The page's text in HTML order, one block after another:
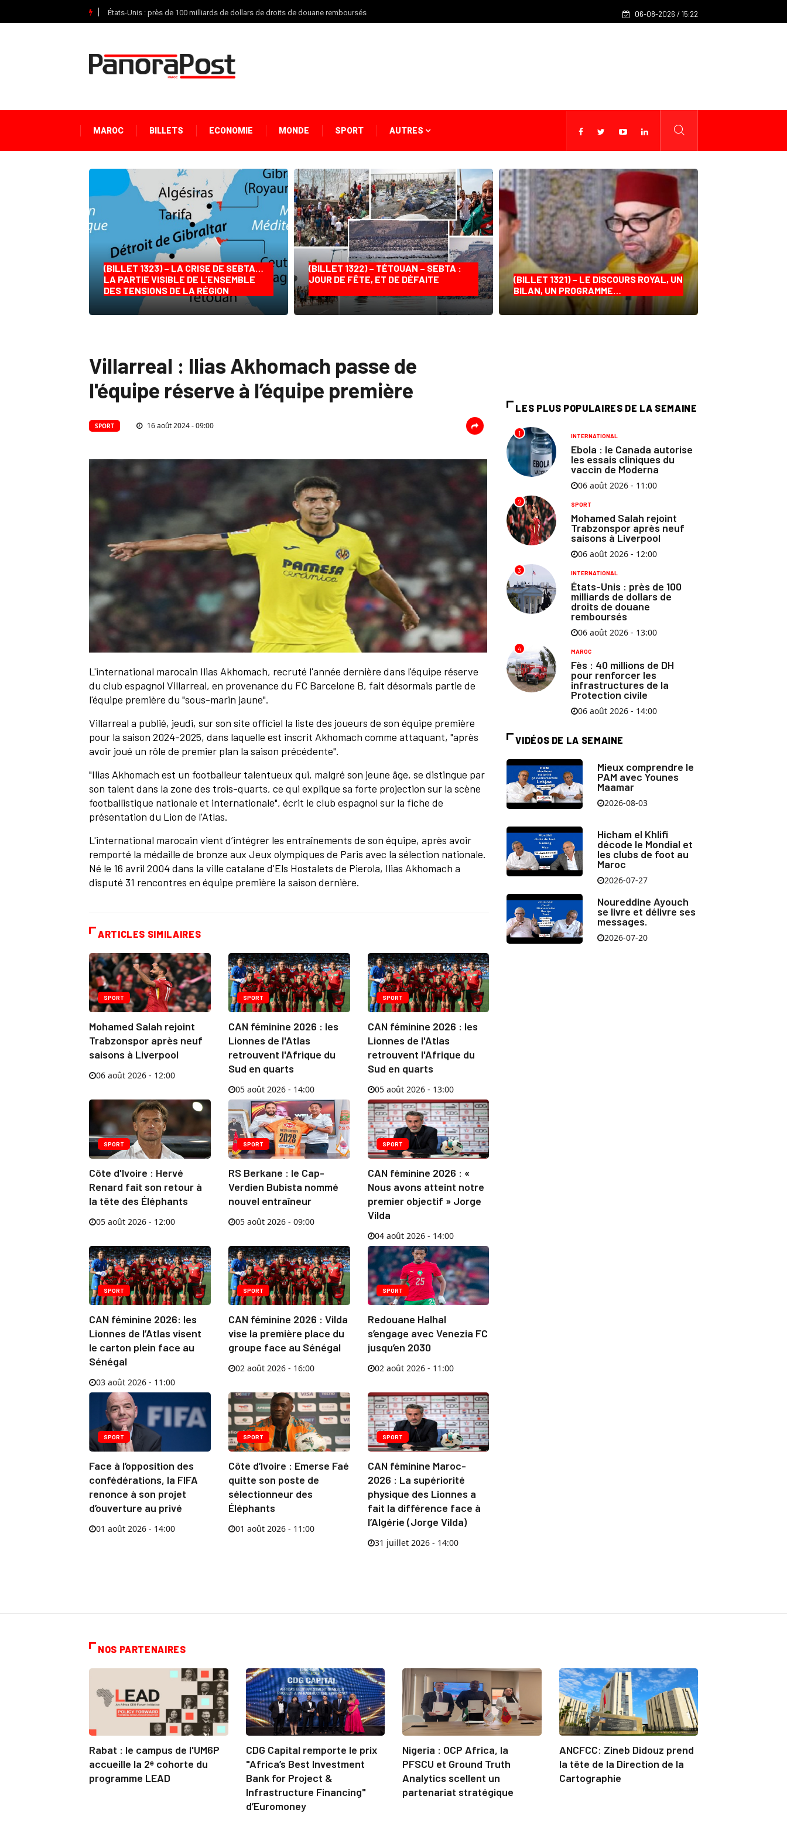
États-Unis : près de 100 milliards de dollars de droits de douane remboursés Mohamed Salah rejoint Trabzonspor après neuf saisons à
06-08-2026 / 15:22
MAROC BILLETS ECONOMIE MONDE SPORT AUTRES
(BILLET 1323) – LA CRISE DE SEBTA…
LA PARTIE VISIBLE DE L’ENSEMBLE
DES TENSIONS DE LA RÉGION
(BILLET 1322) – TÉTOUAN – SEBTA :
JOUR DE FÊTE, ET DE DÉFAITE
(BILLET 1321) – LE DISCOURS ROYAL, UN
BILAN, UN PROGRAMME…
Villarreal : Ilias Akhomach passe de
l'équipe réserve à l’équipe première
SPORT 16 août 2024 - 09:00
L'international marocain Ilias Akhomach, recruté l'année dernière dans l'équipe réserve
du club espagnol Villarreal, en provenance du FC Barcelone B, fait désormais partie de
l'équipe première du "sous-marin jaune".
Villarreal a publié, jeudi, sur son site officiel la liste des joueurs de son équipe première
pour la saison 2024-2025, dans laquelle est inscrit Akhomach comme attaquant, "après
avoir joué un rôle de premier plan la saison précédente".
"Ilias Akhomach est un footballeur talentueux qui, malgré son jeune âge, se distingue par
son talent dans la zone des trois-quarts, ce qui explique sa forte projection sur la scène
footballistique nationale et internationale", écrit le club espagnol sur la fiche de
présentation du Lion de l'Atlas.
L'international marocain vient d’intégrer les entraînements de son équipe, après avoir
remporté la médaille de bronze aux Jeux olympiques de Paris avec la sélection nationale.
Né le 16 avril 2004 dans la ville catalane d'Els Hostalets de Pierola, Ilias Akhomach a
disputé 31 rencontres en équipe première la saison dernière.
ARTICLES SIMILAIRES
SPORT
Mohamed Salah rejoint
Trabzonspor après neuf
saisons à Liverpool
06 août 2026 - 12:00
SPORT
CAN féminine 2026 : les
Lionnes de l'Atlas
retrouvent l'Afrique du
Sud en quarts
05 août 2026 - 14:00
SPORT
CAN féminine 2026 : les
Lionnes de l'Atlas
retrouvent l'Afrique du
Sud en quarts
05 août 2026 - 13:00
SPORT
Côte d'Ivoire : Hervé
Renard fait son retour à
la tête des Éléphants
05 août 2026 - 12:00
SPORT
RS Berkane : le Cap-
Verdien Bubista nommé
nouvel entraîneur
05 août 2026 - 09:00
SPORT
CAN féminine 2026 : «
Nous avons atteint notre
premier objectif » Jorge
Vilda
04 août 2026 - 14:00
SPORT
CAN féminine 2026: les
Lionnes de l’Atlas visent
le carton plein face au
Sénégal
03 août 2026 - 11:00
SPORT
CAN féminine 2026 : Vilda
vise la première place du
groupe face au Sénégal
02 août 2026 - 16:00
SPORT
Redouane Halhal
s’engage avec Venezia FC
jusqu’en 2030
02 août 2026 - 11:00
SPORT
Face à l’opposition des
confédérations, la FIFA
renonce à son projet
d’ouverture au privé
01 août 2026 - 14:00
SPORT
Côte d’Ivoire : Emerse Faé
quitte son poste de
sélectionneur des
Éléphants
01 août 2026 - 11:00
SPORT
CAN féminine Maroc-
2026 : La supériorité
physique des Lionnes a
fait la différence face à
l’Algérie (Jorge Vilda)
31 juillet 2026 - 14:00
LES PLUS POPULAIRES DE LA SEMAINE
1 INTERNATIONAL
Ebola : le Canada autorise
les essais cliniques du
vaccin de Moderna
06 août 2026 - 11:00
2 SPORT
Mohamed Salah rejoint
Trabzonspor après neuf
saisons à Liverpool
06 août 2026 - 12:00
3 INTERNATIONAL
États-Unis : près de 100
milliards de dollars de
droits de douane
remboursés
06 août 2026 - 13:00
4 MAROC
Fès : 40 millions de DH
pour renforcer les
infrastructures de la
Protection civile
06 août 2026 - 14:00
VIDÉOS DE LA SEMAINE
Mieux comprendre le
PAM avec Younes
Maamar
2026-08-03
Hicham el Khlifi
décode le Mondial et
les clubs de foot au
Maroc
2026-07-27
Noureddine Ayouch
se livre et délivre ses
messages.
2026-07-20
NOS PARTENAIRES
Rabat : le campus de l'UM6P
accueille la 2ᵉ cohorte du
programme LEAD
CDG Capital remporte le prix
"Africa’s Best Investment
Bank for Project &
Infrastructure Financing"
d’Euromoney
Nigeria : OCP Africa, la
PFSCU et Ground Truth
Analytics scellent un
partenariat stratégique
ANCFCC: Zineb Didouz prend
la tête de la Direction de la
Cartographie